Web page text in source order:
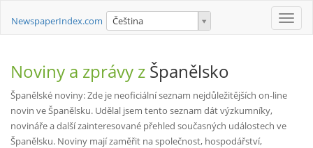
Toggle
NewspaperIndex.com Čeština
Noviny a zprávy z Španělsko
Španělské noviny: Zde je neoficiální seznam nejdůležitějších on-line
novin ve Španělsku. Udělal jsem tento seznam dát výzkumníky,
novináře a další zainteresované přehled současných událostech ve
Španělsku. Noviny mají zaměřit na společnost, hospodářství,